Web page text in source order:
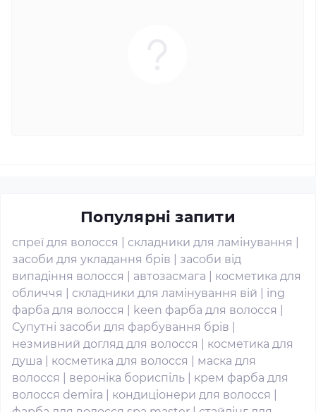
Популярні запити
спреї для волосся складники для ламінування
засоби для укладання брів
засоби від
випадіння волосся
автозасмага
косметика для
обличчя
складники для ламінування вій
ing
фарба для волосся
keen фарба для волосся
Супутні засоби для фарбування брів
незмивний догляд для волосся
косметика для
душа
косметика для волосся
маска для
волосся
вероніка бориспіль
крем фарба для
волосся demira
кондиціонери для волосся